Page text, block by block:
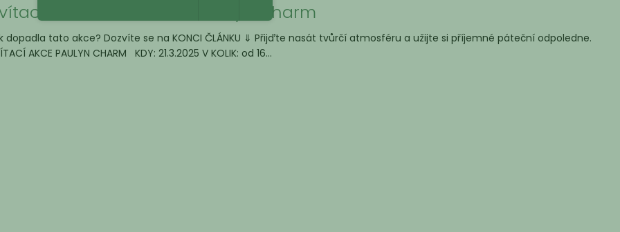
akce v obchůdku Paulyn Charm
dopadla tato akce? Dozvíte se na KONCI ČLÁNKU ⇓ Přijďte nasát tvůrčí atmosféru a užijte si příjemné páteční odpoledne.
AKCE PAULYN CHARM KDY: 21.3.2025 V KOLIK: od 16...